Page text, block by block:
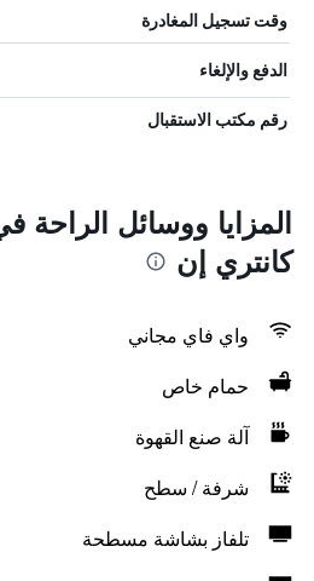
وقت تسجيل المغادرة
الدفع والإلغاء
رقم مكتب الاستقبال
المزايا ووسائل الراحة
كانتري إن
واي فاي مجاني
حمام خاص
آلة صنع القهوة
شرفة / سطح
تلفاز بشاشة مسطحة